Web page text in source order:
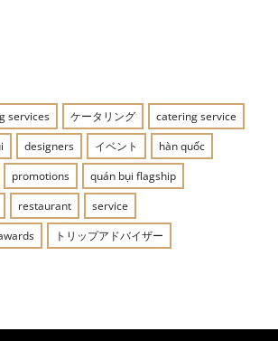
services ケータリング
catering service
designers イベント
hàn quốc
promotions
quán bụi flagship
restaurant
service
トリップアドバイザー